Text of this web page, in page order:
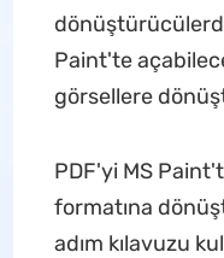
Paint'te
görsellere
PDF'yi MS
formatına
adım kılavuzu